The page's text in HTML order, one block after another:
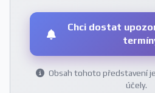
Chci dostat
Obsah tohoto představení
účely.